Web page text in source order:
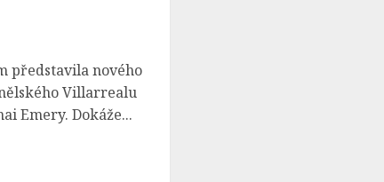
představila nového
Villarrealu
Emery. Dokáže...